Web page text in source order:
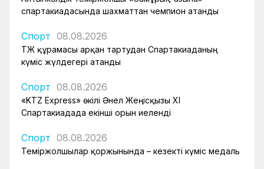
спартакиадасында шахматтан чемпион атанды
Спорт 08.08.2026
ҚТЖ құрамасы арқан тартудан Спартакиаданың
күміс жүлдегері атанды
Спорт 08.08.2026
«KTZ Express» өкілі Әнел Жеңісқызы XI
Спартакиадада екінші орын иеленді
Спорт 08.08.2026
Теміржолшылар қоржынында – кезекті күміс медаль